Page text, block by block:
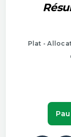
Plat -
Pau